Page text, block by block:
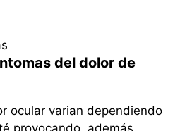
del dolor de
ocular varian dependiendo
provocando, además